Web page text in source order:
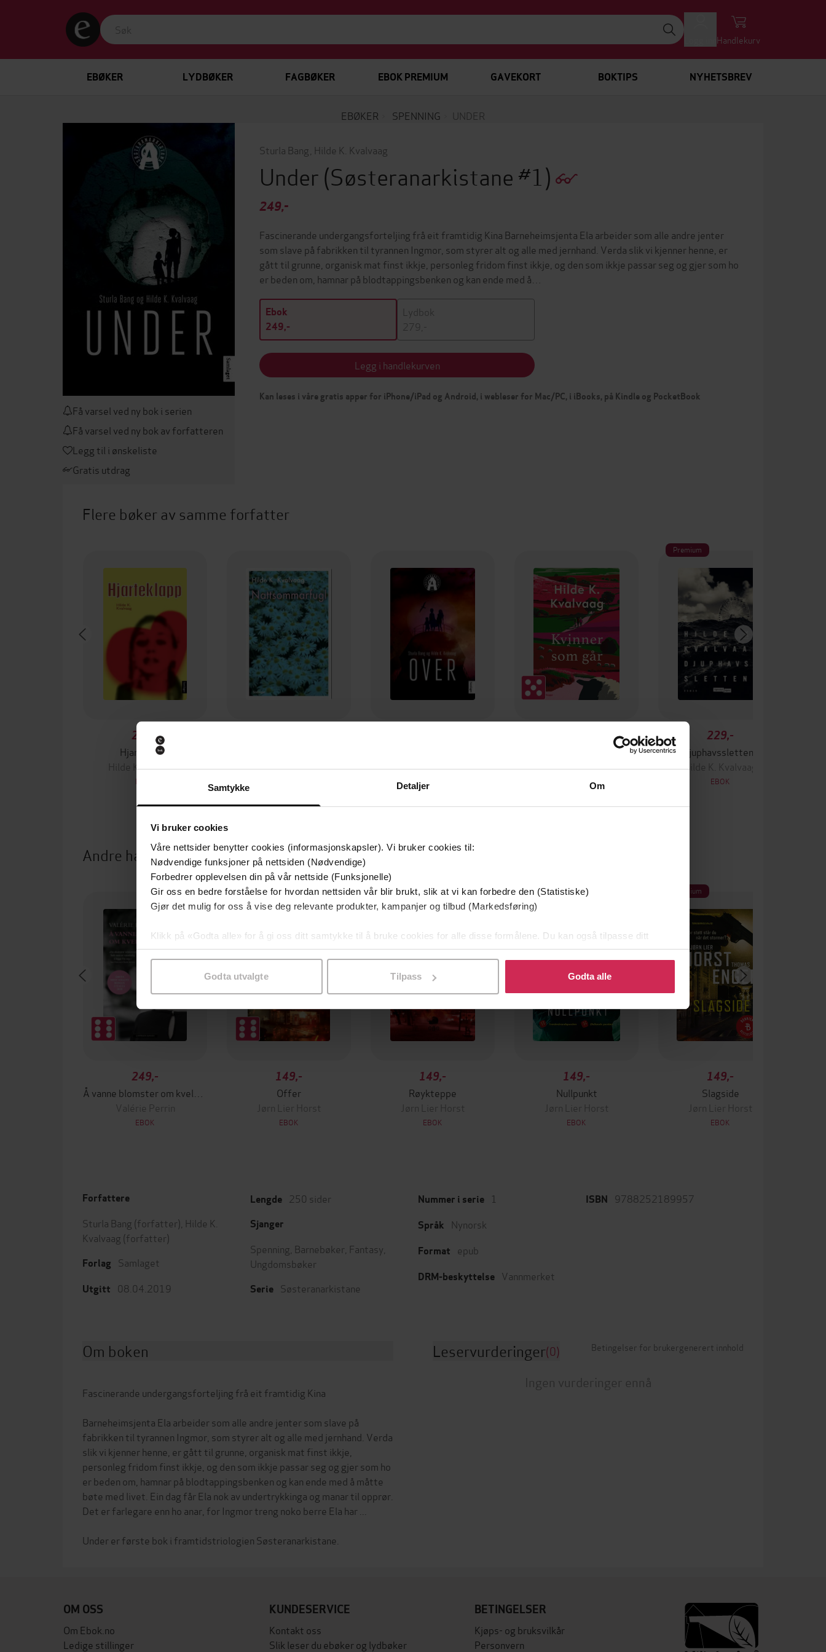
Samtykke Detaljer Om
Vi bruker cookies
Våre nettsider benytter cookies (informasjonskapsler). Vi bruker cookies til:
Nødvendige funksjoner på nettsiden (Nødvendige)
Forbedrer opplevelsen din på vår nettside (Funksjonelle)
Gir oss en bedre forståelse for hvordan nettsiden vår blir brukt, slik at vi kan forbedre den (Statistiske)
Gjør det mulig for oss å vise deg relevante produkter, kampanjer og tilbud (Markedsføring)
Klikk på «Godta alle» for å gi oss ditt samtykke til å bruke cookies for alle disse formålene. Du kan også tilpasse ditt
samtykke til spesifikke formål ved å klikke på «Tilpass». Du kan når som helst trekke tilbake eller endre ditt samtykke.
Godta utvalgte Tilpass Godta alle
Handlekurv
EBØKER LYDBØKER FAGBØKER EBOK PREMIUM GAVEKORT BOKTIPS NYHETSBREV
EBØKER SPENNING UNDER
Få varsel ved ny bok i serien
Få varsel ved ny bok av forfatteren
Legg til i ønskeliste
Gratis utdrag
Sturla Bang Hilde K. Kvalvaag
Under(Søsteranarkistane #1)
249,-
Fascinerande undergangsforteljing frå eit framtidig Kina Barneheimsjenta Ela arbeider som alle andre jenter
som slave på fabrikken til tyrannen Ingmor, som styrer alt og alle med jernhand. Verda slik vi kjenner henne, er
gått til grunne, organisk mat finst ikkje, personleg fridom finst ikkje, og den som ikkje passar seg og gjer som ho
er beden om, hamnar på blodtappingsbenken og kan ende med å…
Ebok
249,-
Lydbok
279,-
Legg i handlekurven
Kan leses i våre gratis apper for iPhone/iPad og Android, i webleser for Mac/PC, i iBooks, på Kindle og PocketBook
Flere bøker av samme forfatter
249,-
Hjarteklapp
Hilde K. Kvalvaag
EBOK
Hilde K. Kvalvaag
Sturla Bang
Hilde K. Kvalvaag
Premium
229,-
Djuphavsslettene
Hilde K. Kvalvaag
EBOK
Andre har også kjøpt
249,-
Valérie Perrin
EBOK
Premium
149,-
Offer
Jørn Lier Horst
EBOK
Premium
149,-
Røykteppe
Jørn Lier Horst
EBOK
Premium
149,-
Nullpunkt
Jørn Lier Horst
EBOK
Premium
149,-
Slagside
Jørn Lier Horst
EBOK
Forfattere
Sturla Bang (forfatter), Hilde K.
Kvalvaag (forfatter)
Forlag Samlaget
Utgitt 08.04.2019
Lengde 250 sider
Sjanger
Spenning Barnebøker Fantasy
Ungdomsbøker
Serie Søsteranarkistane
Nummer i serie 1
Språk Nynorsk
Format epub
DRM-beskyttelse Vannmerket
ISBN 9788252189957
Om boken
Fascinerande undergangsforteljing frå eit framtidig Kina
Barneheimsjenta Ela arbeider som alle andre jenter som slave på
fabrikken til tyrannen Ingmor, som styrer alt og alle med jernhand. Verda
slik vi kjenner henne, er gått til grunne, organisk mat finst ikkje,
personleg fridom finst ikkje, og den som ikkje passar seg og gjer som ho
er beden om, hamnar på blodtappingsbenken og kan ende med å måtte
bøte med livet. Ein dag får Ela nok av undertrykkinga og manar til opprør.
Det er farlegare enn ho anar, for Ingmor treng noko berre Ela har ...
Leservurderinger(0) Betingelser for brukergenerert innhold
Ingen vurderinger ennå
OM OSS
Om Ebok.no
Ledige stillinger
KUNDESERVICE
Kontakt oss
Slik leser du ebøker og lydbøker
BETINGELSER
Kjøps- og bruksvilkår
Personvern